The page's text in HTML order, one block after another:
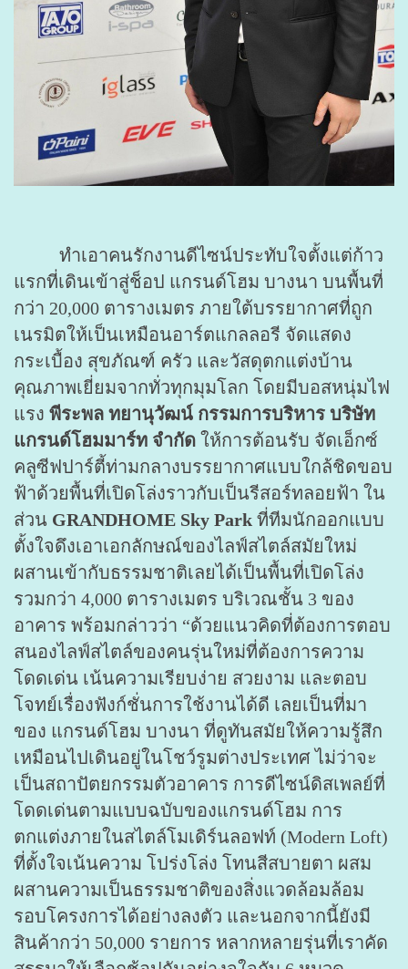
ทำเอาคนรักงานดีไซน์ประทับใจตั้งแต่ก้าว
แรกที่เดินเข้าสู่ช็อป แกรนด์โฮม บางนา บนพื้นที่
กว่า 20,000 ตารางเมตร ภายใต้บรรยากาศที่ถูก
เนรมิตให้เป็นเหมือนอาร์ตแกลลอรี จัดแสดง
กระเบื้อง สุขภัณฑ์ ครัว และวัสดุตกแต่งบ้าน
คุณภาพเยี่ยมจากทั่วทุกมุมโลก โดยมีบอสหนุ่มไฟ
แรง พีระพล ทยานุวัฒน์ กรรมการบริหาร บริษัท
แกรนด์โฮมมาร์ท จำกัด ให้การต้อนรับ จัดเอ็กซ์
คลูซีฟปาร์ตี้ท่ามกลางบรรยากาศแบบใกล้ชิดขอบ
ฟ้าด้วยพื้นที่เปิดโล่งราวกับเป็นรีสอร์ทลอยฟ้า ใน
ส่วน GRANDHOME Sky Park ที่ทีมนักออกแบบ
ตั้งใจดึงเอาเอกลักษณ์ของไลฟ์สไตล์สมัยใหม่
ผสานเข้ากับธรรมชาติเลยได้เป็นพื้นที่เปิดโล่ง
รวมกว่า 4,000 ตารางเมตร บริเวณชั้น 3 ของ
อาคาร พร้อมกล่าวว่า “ด้วยแนวคิดที่ต้องการตอบ
สนองไลฟ์สไตล์ของคนรุ่นใหม่ที่ต้องการความ
โดดเด่น เน้นความเรียบง่าย สวยงาม และตอบ
โจทย์เรื่องฟังก์ชั่นการใช้งานได้ดี เลยเป็นที่มา
ของ แกรนด์โฮม บางนา ที่ดูทันสมัยให้ความรู้สึก
เหมือนไปเดินอยู่ในโชว์รูมต่างประเทศ ไม่ว่าจะ
เป็นสถาปัตยกรรมตัวอาคาร การดีไซน์ดิสเพลย์ที่
โดดเด่นตามแบบฉบับของแกรนด์โฮม การ
ตกแต่งภายในสไตล์โมเดิร์นลอฟท์ (Modern Loft)
ที่ตั้งใจเน้นความ โปร่งโล่ง โทนสีสบายตา ผสม
ผสานความเป็นธรรมชาติของสิ่งแวดล้อมล้อม
รอบโครงการได้อย่างลงตัว และนอกจากนี้ยังมี
สินค้ากว่า 50,000 รายการ หลากหลายรุ่นที่เราคัด